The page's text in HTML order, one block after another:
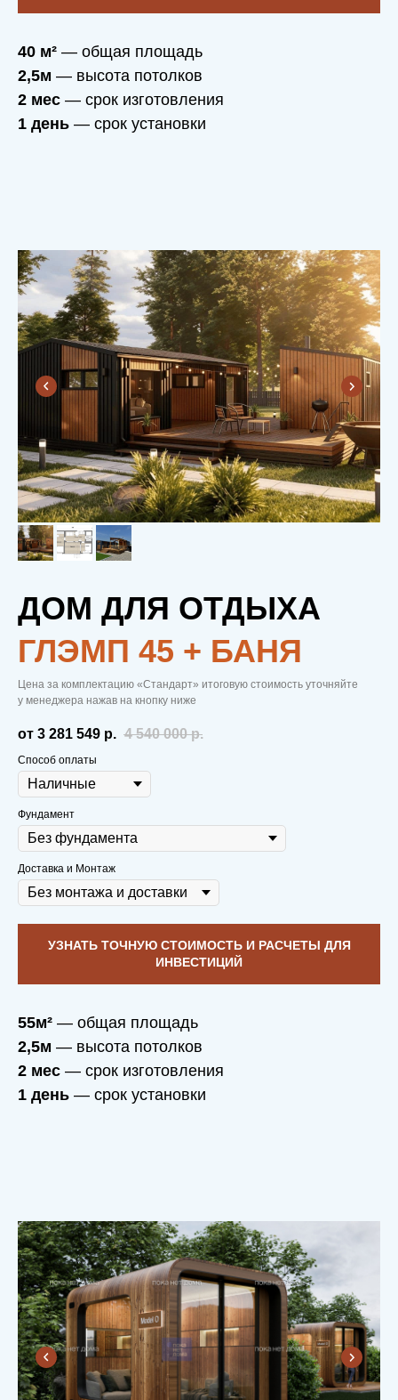
40 м² — общая площадь
2,5м — высота потолков
2 мес — срок изготовления
1 день — срок установки
ДОМ ДЛЯ ОТДЫХА
ГЛЭМП 45 + БАНЯ
Цена за комплектацию «Стандарт» итоговую стоимость уточняйте
у менеджера нажав на кнопку ниже
от 3 281 549 р. 4 540 000 р.
Способ оплаты
Фундамент
Доставка и Монтаж
УЗНАТЬ ТОЧНУЮ СТОИМОСТЬ И РАСЧЕТЫ ДЛЯ
ИНВЕСТИЦИЙ
55м² — общая площадь
2,5м — высота потолков
2 мес — срок изготовления
1 день — срок установки